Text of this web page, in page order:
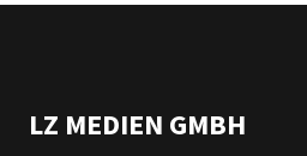
LZ MEDIEN GMBH